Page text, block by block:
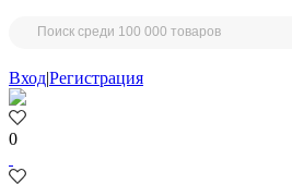
Вход|Регистрация
0